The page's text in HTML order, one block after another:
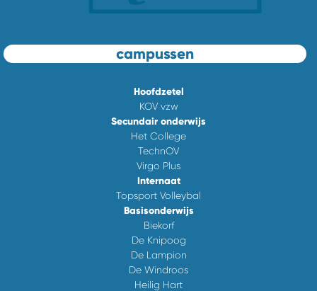
campussen
Hoofdzetel
KOV vzw
Secundair onderwijs
Het College
TechnOV
Virgo Plus
Internaat
Topsport Volleybal
Basisonderwijs
Biekorf
De Knipoog
De Lampion
De Windroos
Heilig Hart